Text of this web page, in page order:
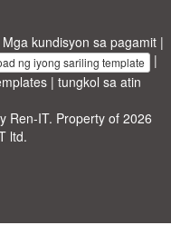
Mga kundisyon sa pagamit |
ng iyong sariling template |
| tungkol sa atin
Ren-IT. Property of 2026
ltd.